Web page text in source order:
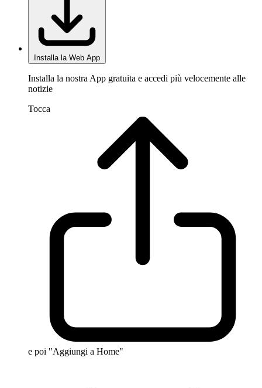
Installa la Web App
Installa la nostra App gratuita e accedi più velocemente alle
notizie
Tocca
e poi "Aggiungi a Home"